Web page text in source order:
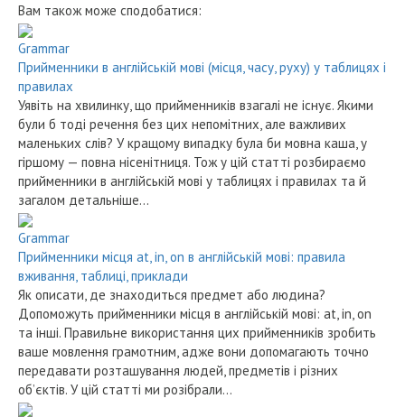
Вам також може сподобатися:
Grammar
Прийменники в англійській мові (місця, часу, руху) у таблицях і
правилах
Уявіть на хвилинку, що прийменників взагалі не існує. Якими
були б тоді речення без цих непомітних, але важливих
маленьких слів? У кращому випадку була би мовна каша, у
гіршому — повна нісенітниця. Тож у цій статті розбираємо
прийменники в англійській мові у таблицях і правилах та й
загалом детальніше…
Grammar
Прийменники місця at, in, on в англійській мові: правила
вживання, таблиці, приклади
Як описати, де знаходиться предмет або людина?
Допоможуть прийменники місця в англійській мові: at, in, on
та інші. Правильне використання цих прийменників зробить
ваше мовлення грамотним, адже вони допомагають точно
передавати розташування людей, предметів і різних
об’єктів. У цій статті ми розібрали…